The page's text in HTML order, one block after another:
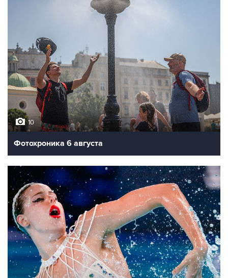
10
Фотохроника 6 августа